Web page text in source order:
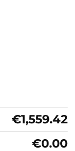
€1,559.42
€0.00